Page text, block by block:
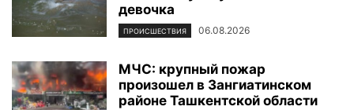
девочка
ПРОИСШЕСТВИЯ 06.08.2026
МЧС: крупный пожар
произошел в Зангиатинском
районе Ташкентской области